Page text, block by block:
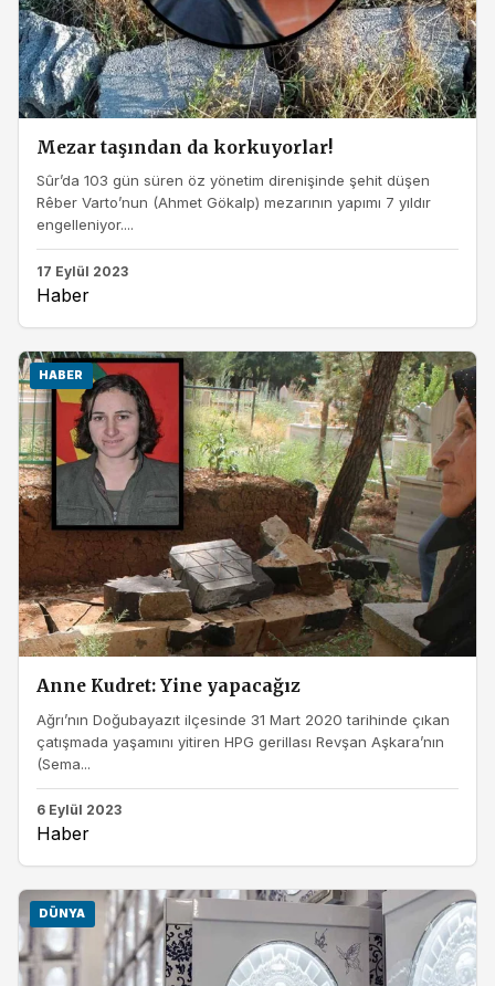
Mezar taşından da korkuyorlar!
Sûr’da 103 gün süren öz yönetim direnişinde şehit düşen
Rêber Varto’nun (Ahmet Gökalp) mezarının yapımı 7 yıldır
engelleniyor....
17 Eylül 2023
Haber
HABER
Anne Kudret: Yine yapacağız
Ağrı’nın Doğubayazıt ilçesinde 31 Mart 2020 tarihinde çıkan
çatışmada yaşamını yitiren HPG gerillası Revşan Aşkara’nın
(Sema...
6 Eylül 2023
Haber
DÜNYA